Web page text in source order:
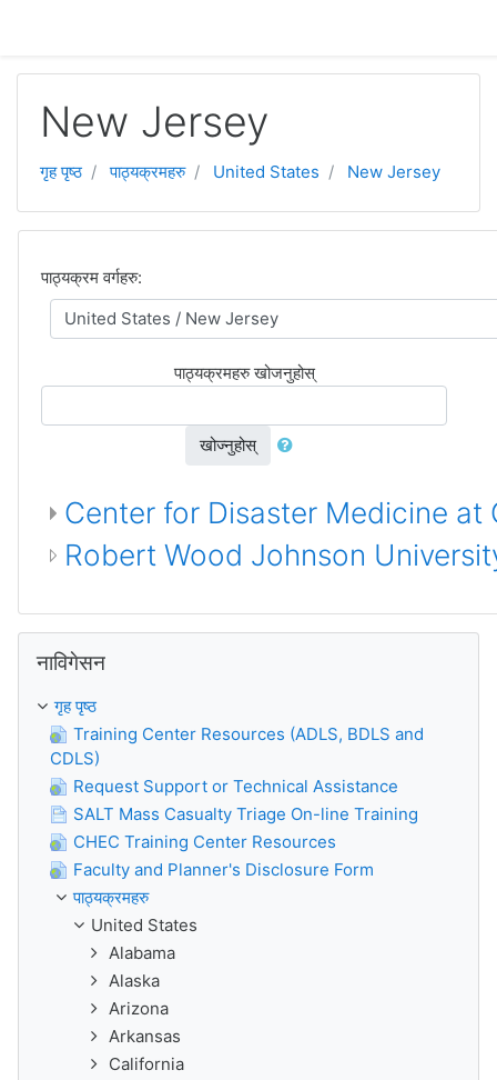
New Jersey
गृह पृष्ठ पाठ्यक्रमहरु United States New Jersey
पाठ्यक्रम वर्गहरु:
पाठ्यक्रमहरु खोजनुहोस्
खोज्नुहोस्
Center for Disaster Medicine
Robert Wood Johnson
नाविगेसन
गृह पृष्ठ
Training Center Resources (ADLS, BDLS and
CDLS)
Request Support or Technical Assistance
SALT Mass Casualty Triage On-line Training
CHEC Training Center Resources
Faculty and Planner's Disclosure Form
पाठ्यक्रमहरु
United States
Alabama
Alaska
Arizona
Arkansas
California